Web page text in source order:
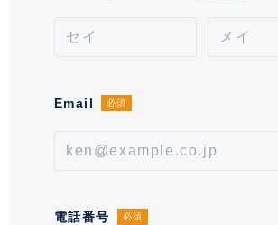
空無 45,000円 ※空き
通学区域小学校
情報更新日 2026年8月3日
Email 必須
電話番号 必須